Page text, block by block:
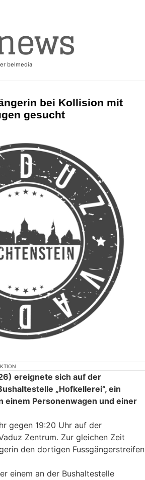
bei Kollision mit
gesucht
ereignete sich auf der
„Hofkellerei“, ein
einem Personenwagen und einer
gegen 19:20 Uhr auf der
Zentrum. Zur gleichen Zeit
den dortigen Fussgängerstreifen
einem an der Bushaltestelle